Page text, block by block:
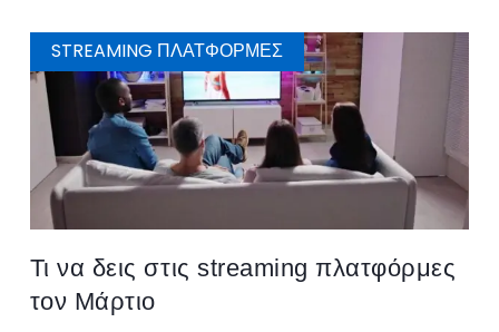
STREAMING ΠΛΑΤΦΌΡΜΕΣ
Τι να δεις στις streaming πλατφόρμες
τον Μάρτιο